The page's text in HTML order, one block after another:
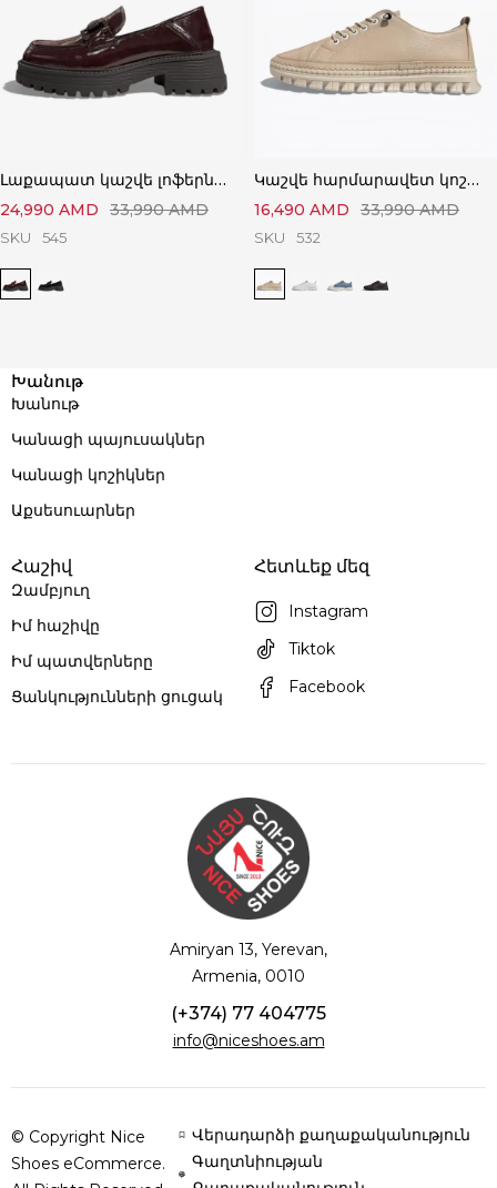
Լաքապատ կաշվե լոֆերներ՝ Կատարյալ Ստիլային
33,990AMD
24,990 AMD
SKU 545
Կաշվե հարմարավետ կոշիկներ՝ Կատարյալ Հարմարավետ
33,990AMD
16,490 AMD
SKU 532
Խանութ
Խանութ
Կանացի պայուսակներ
Կանացի կոշիկներ
Աքսեսուարներ
Հաշիվ
Զամբյուղ
Իմ հաշիվը
Իմ պատվերները
Ցանկությունների ցուցակ
Հետևեք մեզ
Instagram
Tiktok
Facebook
Amiryan 13, Yerevan,
Armenia, 0010
(+374) 77 404775
info@niceshoes.am
© Copyright Nice
Shoes eCommerce.
Վերադարձի քաղաքականություն
Գաղտնիության